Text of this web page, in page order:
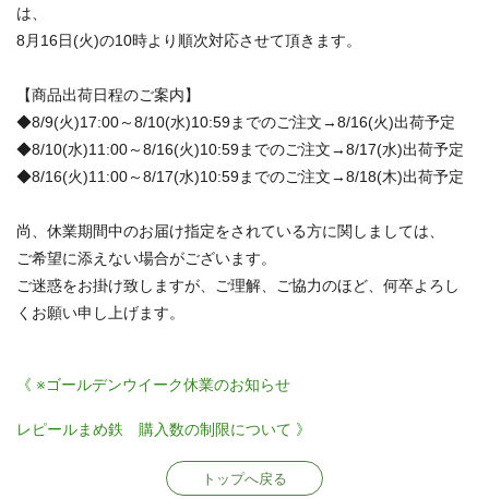
は、
8月16日(火)の10時より順次対応させて頂きます。
【商品出荷日程のご案内】
◆8/9(火)17:00～8/10(水)10:59までのご注文→8/16(火)出荷予定
◆8/10(水)11:00～8/16(火)10:59までのご注文→8/17(水)出荷予定
◆8/16(火)11:00～8/17(水)10:59までのご注文→8/18(木)出荷予定
尚、休業期間中のお届け指定をされている方に関しましては、
ご希望に添えない場合がございます。
ご迷惑をお掛け致しますが、ご理解、ご協力のほど、何卒よろし
くお願い申し上げます。
《 ※ゴールデンウイーク休業のお知らせ
レピールまめ鉄 購入数の制限について 》
トップへ戻る